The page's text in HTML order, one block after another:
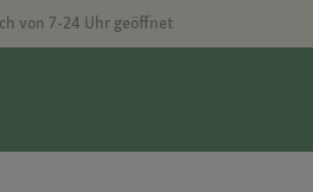
von 7-24 Uhr geöffnet